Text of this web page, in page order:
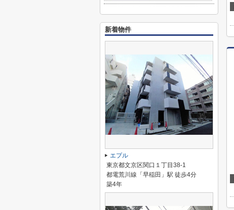
新着物件
エプル
東京都文京区関口１丁目38-1
都電荒川線「早稲田」駅 徒歩4分
築4年